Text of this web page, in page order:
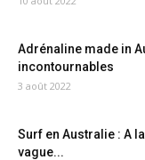
Adrénaline made in
incontournables
3 août 2022
Surf en Australie : A
vague...